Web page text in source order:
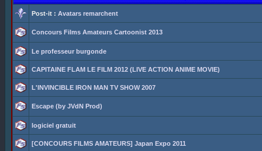
Post-it : Avatars remarchent
Concours Films Amateurs Cartoonist 2013
Le professeur burgonde
CAPITAINE FLAM LE FILM 2012 (LIVE ACTION ANIME MOVIE)
L'INVINCIBLE IRON MAN TV SHOW 2007
Escape (by JVdN Prod)
logiciel gratuit
[CONCOURS FILMS AMATEURS] Japan Expo 2011